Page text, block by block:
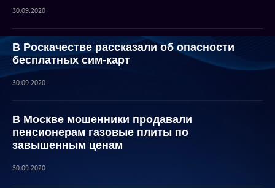
30.09.2020
В Роскачестве рассказали об опасности
бесплатных сим-карт
30.09.2020
В Москве мошенники продавали
пенсионерам газовые плиты по
завышенным ценам
30.09.2020